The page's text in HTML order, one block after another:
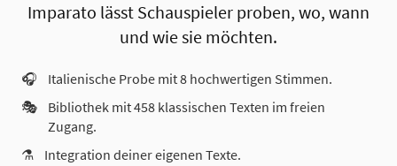
Imparato lässt Schauspieler proben, wo, wann
und wie sie möchten.
🎧
Italienische Probe mit 8 hochwertigen Stimmen.
🎭
Bibliothek mit 458 klassischen Texten im freien
Zugang.
⚗️
Integration deiner eigenen Texte.